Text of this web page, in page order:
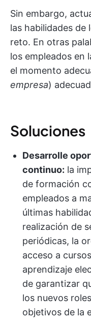
Sin embargo,
las habilidades de
reto. En otras
los empleados en
el momento
empresa)
Soluciones
Desarrolle
continuo: la
de formación
empleados a
últimas
realización de
periódicas, la
acceso a
aprendizaje
de garantizar
los nuevos
objetivos de la